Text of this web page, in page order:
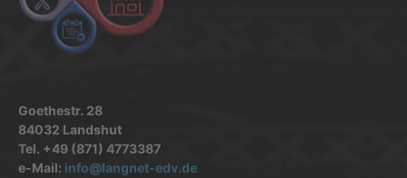
Goethestr. 28
84032 Landshut
Tel. +49 (871) 4773387
e-Mail: info@langnet-edv.de